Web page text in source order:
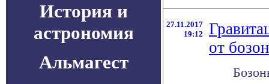
История и
астрономия
Альмагест
27.11.2017
19:12
от